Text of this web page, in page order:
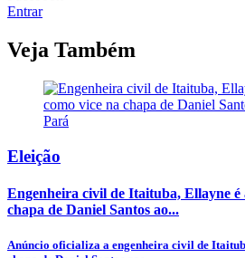
Entrar
Veja Também
Eleição
Engenheira civil de Itaituba, Ellayne é
chapa de Daniel Santos ao...
Anúncio oficializa a engenheira civil de